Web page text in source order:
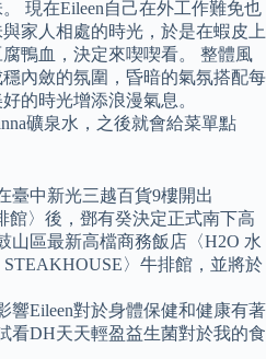
現在Eileen自己在外工作難免也
家人相處的時光，於是在蝦皮上
鴨血，決定來喫喫看。 整體風
內斂的氛圍，昏暗的氣氛搭配每
好的時光增添浪漫氣息。
礦泉水，之後就會給菜單點
臺中新光三越百貨9樓開出
館〉後，鄧有癸決定正式南下高
山區最新高檔商務飯店〈H2O 水
〉牛排館，並將於
響Eileen對於身體保健和健康有著
看DH天天輕盈益生菌對於我的食